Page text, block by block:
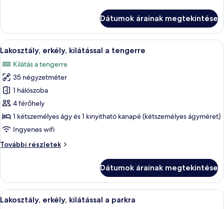
a
tengerre
további
Dátumok árainak megtekintése
A
következő
szoba
összes
képének
megtekintése:
Lakosztály,
erkély,
kilátással
a
Egy erkély, ahonnan kilátás nyílik
6
Lakosztály, erkély, kilátással a tengerre
Kilátás a tengerre
35 négyzetméter
1 hálószoba
4 férőhely
1 kétszemélyes ágy és 1 kinyitható kanapé (kétszemélyes ágyméret)
Ingyenes wifi
További részletek
Lakosztály,
tengerre
további
részletei
Dátumok árainak megtekintése
A
következő
Egy modern szállodaszoba,
7
Lakosztály, erkély, kilátással a parkra